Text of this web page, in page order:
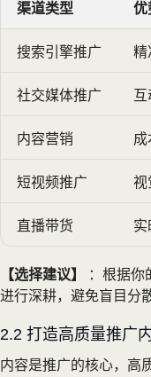
渠道类型 优
搜索引擎推广 精
社交媒体推广 互
内容营销 成
短视频推广 视
直播带货 实
【选择建议】
：根据你
进行深耕，避免盲目分
2.2 打造高质量推广
内容是推广的核心，高